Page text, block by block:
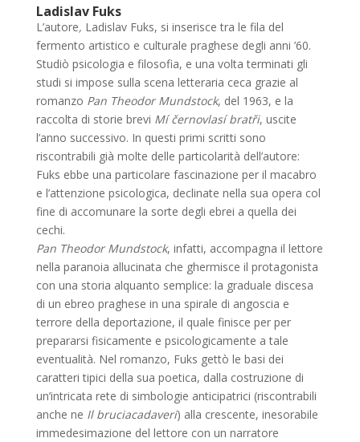
Ladislav Fuks
L’autore, Ladislav Fuks, si inserisce tra le fila del
fermento artistico e culturale praghese degli anni ’60.
Studiò psicologia e filosofia, e una volta terminati gli
studi si impose sulla scena letteraria ceca grazie al
romanzo Pan Theodor Mundstock, del 1963, e la
raccolta di storie brevi Mí černovlasí bratři, uscite
l’anno successivo. In questi primi scritti sono
riscontrabili già molte delle particolarità dell’autore:
Fuks ebbe una particolare fascinazione per il macabro
e l’attenzione psicologica, declinate nella sua opera col
fine di accomunare la sorte degli ebrei a quella dei
cechi.
Pan Theodor Mundstock, infatti, accompagna il lettore
nella paranoia allucinata che ghermisce il protagonista
con una storia alquanto semplice: la graduale discesa
di un ebreo praghese in una spirale di angoscia e
terrore della deportazione, il quale finisce per per
prepararsi fisicamente e psicologicamente a tale
eventualità. Nel romanzo, Fuks gettò le basi dei
caratteri tipici della sua poetica, dalla costruzione di
un’intricata rete di simbologie anticipatrici (riscontrabili
anche ne Il bruciacadaveri) alla crescente, inesorabile
immedesimazione del lettore con un narratore